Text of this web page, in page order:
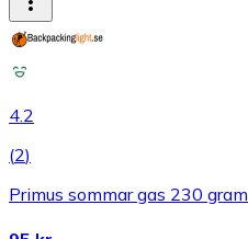
4.2
(2)
Primus sommar gas 230 gram